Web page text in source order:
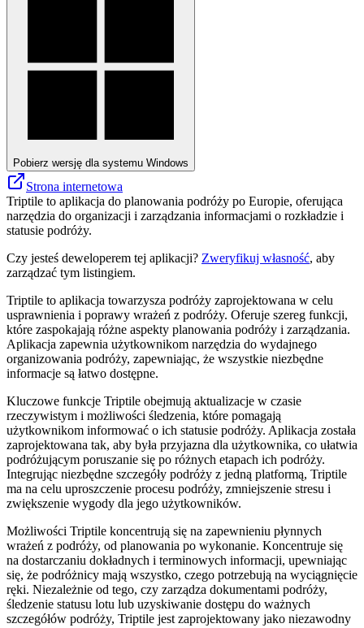
Pobierz wersję dla systemu Windows
Strona internetowa
Triptile to aplikacja do planowania podróży po Europie, oferująca
narzędzia do organizacji i zarządzania informacjami o rozkładzie i
statusie podróży.
Czy jesteś deweloperem tej aplikacji? Zweryfikuj własność, aby
zarządzać tym listingiem.
Triptile to aplikacja towarzysza podróży zaprojektowana w celu
usprawnienia i poprawy wrażeń z podróży. Oferuje szereg funkcji,
które zaspokajają różne aspekty planowania podróży i zarządzania.
Aplikacja zapewnia użytkownikom narzędzia do wydajnego
organizowania podróży, zapewniając, że wszystkie niezbędne
informacje są łatwo dostępne.
Kluczowe funkcje Triptile obejmują aktualizacje w czasie
rzeczywistym i możliwości śledzenia, które pomagają
użytkownikom informować o ich statusie podróży. Aplikacja została
zaprojektowana tak, aby była przyjazna dla użytkownika, co ułatwia
podróżującym poruszanie się po różnych etapach ich podróży.
Integrując niezbędne szczegóły podróży z jedną platformą, Triptile
ma na celu uproszczenie procesu podróży, zmniejszenie stresu i
zwiększenie wygody dla jego użytkowników.
Możliwości Triptile koncentrują się na zapewnieniu płynnych
wrażeń z podróży, od planowania po wykonanie. Koncentruje się
na dostarczaniu dokładnych i terminowych informacji, upewniając
się, że podróżnicy mają wszystko, czego potrzebują na wyciągnięcie
ręki. Niezależnie od tego, czy zarządza dokumentami podróży,
śledzenie statusu lotu lub uzyskiwanie dostępu do ważnych
szczegółów podróży, Triptile jest zaprojektowany jako niezawodny